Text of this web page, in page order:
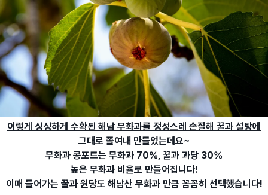
이렇게 싱싱하게 수확된 해남 무화과를 정성스레 손질해 꿀과 설탕에
그대로 졸여내 만들었는데요~
무화과 콩포트는 무화과 70%, 꿀과 과당 30%
높은 무화과 비율로 만들어집니다!
이때 들어가는 꿀과 원당도 해남산 무화과 만큼 꼼꼼히 선택했습니다!